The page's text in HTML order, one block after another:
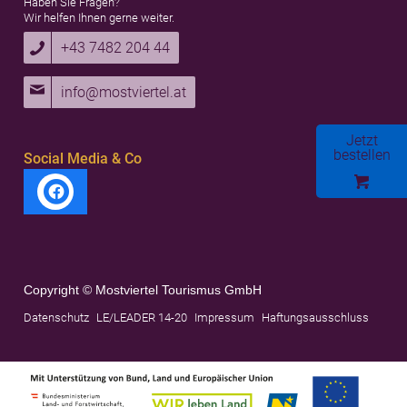
Jetzt
bestellen
Wir helfen Ihnen gerne weiter.
+43 7482 204 44
info@mostviertel.at
Social Media & Co
Copyright © Mostviertel Tourismus GmbH
Datenschutz LE/LEADER 14-20 Impressum Haftungsausschluss